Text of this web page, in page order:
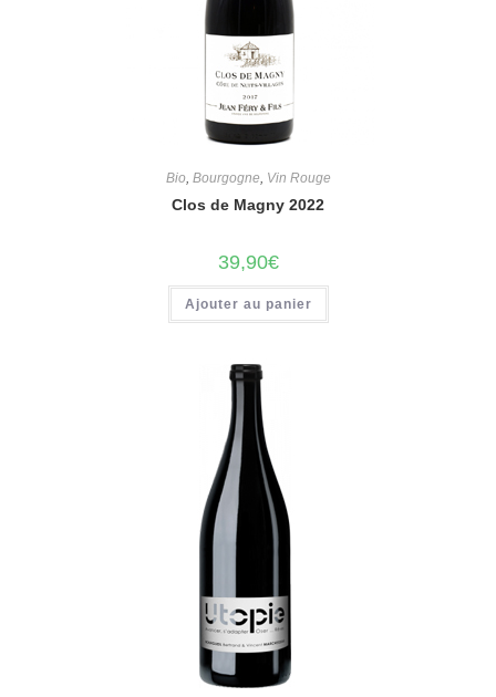
Bio, Bourgogne Vin Rouge
Clos de Magny 2022
39,90€
Ajouter au panier